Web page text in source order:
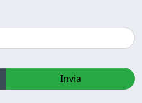
Invia